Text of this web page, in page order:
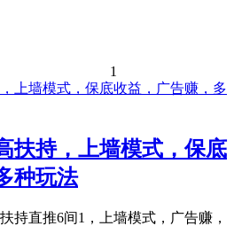
1
扶持，上墙模式，保底
种玩法
持直推6间1，上墙模式，广告赚，